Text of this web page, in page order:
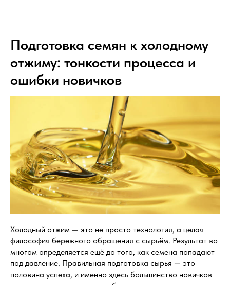
Подготовка семян к холодному
отжиму: тонкости процесса и
ошибки новичков
Холодный отжим — это не просто технология, а целая
философия бережного обращения с сырьём. Результат во
многом определяется ещё до того, как семена попадают
под давление. Правильная подготовка сырья — это
половина успеха, и именно здесь большинство новичков